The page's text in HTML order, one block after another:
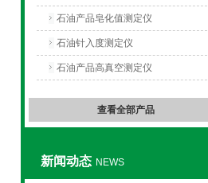
石油产品皂化值测定仪
石油针入度测定仪
石油产品高真空测定仪
查看全部产品
新闻动态 NEWS